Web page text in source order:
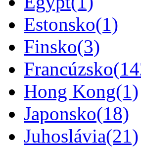
Estonsko(1)
Finsko(3)
Francúzsko
Hong Kong(1)
Japonsko(18)
Juhoslávia(21)